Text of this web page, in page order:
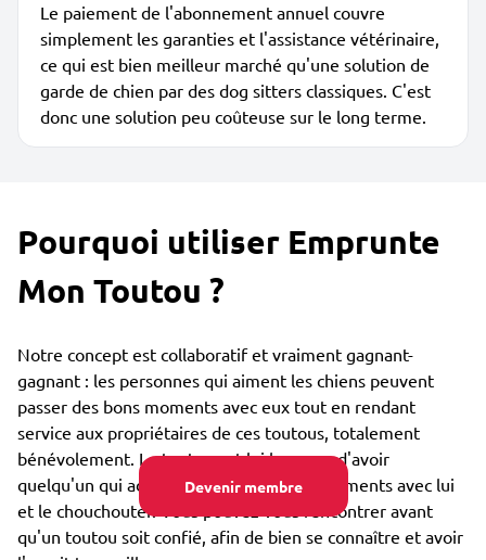
Devenir membre
Le paiement de l'abonnement annuel couvre
simplement les garanties et l'assistance vétérinaire,
ce qui est bien meilleur marché qu'une solution de
garde de chien par des dog sitters classiques. C'est
donc une solution peu coûteuse sur le long terme.
Pourquoi utiliser Emprunte
Mon Toutou ?
Notre concept est collaboratif et vraiment gagnant-
gagnant : les personnes qui aiment les chiens peuvent
passer des bons moments avec eux tout en rendant
service aux propriétaires de ces toutous, totalement
bénévolement. Le toutou est lui heureux d'avoir
quelqu'un qui adore partager des bons moments avec lui
et le chouchouter. Vous pouvez vous rencontrer avant
qu'un toutou soit confié, afin de bien se connaître et avoir